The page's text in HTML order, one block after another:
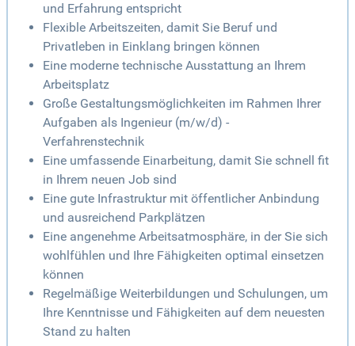
und Erfahrung entspricht
Flexible Arbeitszeiten, damit Sie Beruf und
Privatleben in Einklang bringen können
Eine moderne technische Ausstattung an Ihrem
Arbeitsplatz
Große Gestaltungsmöglichkeiten im Rahmen Ihrer
Aufgaben als Ingenieur (m/w/d) -
Verfahrenstechnik
Eine umfassende Einarbeitung, damit Sie schnell fit
in Ihrem neuen Job sind
Eine gute Infrastruktur mit öffentlicher Anbindung
und ausreichend Parkplätzen
Eine angenehme Arbeitsatmosphäre, in der Sie sich
wohlfühlen und Ihre Fähigkeiten optimal einsetzen
können
Regelmäßige Weiterbildungen und Schulungen, um
Ihre Kenntnisse und Fähigkeiten auf dem neuesten
Stand zu halten